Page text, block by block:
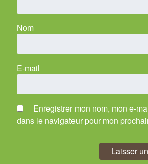
Nom
E-mail
Enregistrer mon nom, mon e-
dans le navigateur pour mon